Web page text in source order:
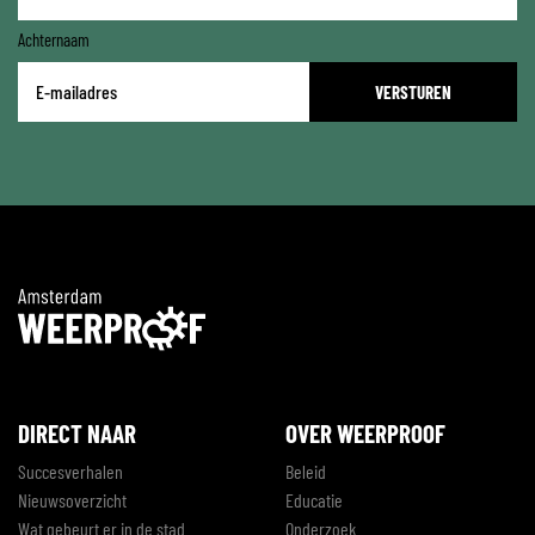
Achternaam
mailadres
DIRECT NAAR
Succesverhalen
Nieuwsoverzicht
Wat gebeurt er in de stad
OVER WEERPROOF
Beleid
Educatie
Onderzoek